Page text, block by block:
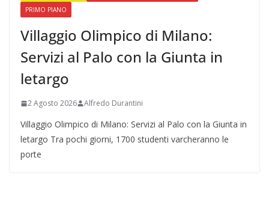
PRIMO PIANO
Villaggio Olimpico di Milano:
Servizi al Palo con la Giunta in
letargo
2 Agosto 2026 Alfredo Durantini
Villaggio Olimpico di Milano: Servizi al Palo con la Giunta in
letargo Tra pochi giorni, 1700 studenti varcheranno le
porte